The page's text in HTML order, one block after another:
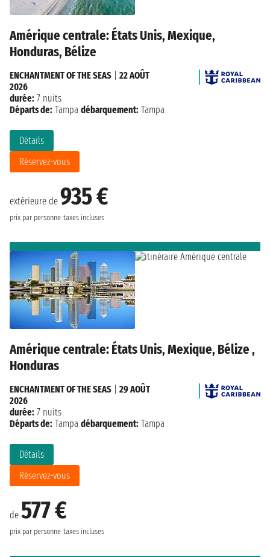
Amérique centrale: États Unis, Mexique,
Honduras, Bélize
extérieure de 935 €
prix par personne taxes incluses
Détails
Réservez-vous
ENCHANTMENT OF THE SEAS
22 AOÛT
2026
durée: 7 nuits
Départs de: Tampa débarquement: Tampa
Amérique centrale: États Unis, Mexique, Bélize ,
Honduras
de 577 €
prix par personne taxes incluses
Détails
Réservez-vous
ENCHANTMENT OF THE SEAS
29 AOÛT
2026
durée: 7 nuits
Départs de: Tampa débarquement: Tampa